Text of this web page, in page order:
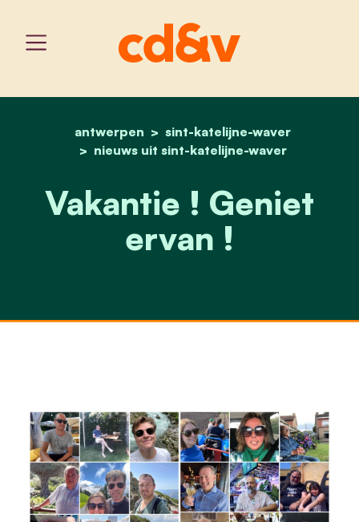
home
antwerpen
sint-katelijne-waver
nieuws uit sint-katelijne-waver
cd&v sint-katelijne-
Vakantie ! Geniet
ervan !